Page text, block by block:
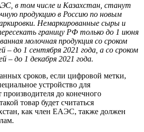
в том числе и Казахстан, станут
продукцию в Россию по новым
Немаркированные сыры и
границу РФ только до 1 июня
молочная продукция со сроком
– до 1 сентября 2021 года, а со сроком
– до 1 декабря 2021 года.
сроков, если цифровой метки,
устройство для
до конечного
товар будет считаться
как член ЕАЭС, также должен